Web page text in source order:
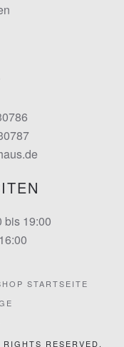
bis 19:00
STARTSEITE
RESERVED.